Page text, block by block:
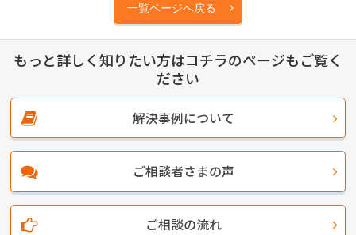
一覧ページへ戻る
もっと詳しく知りたい方はコチラのページもご覧く
ださい
解決事例について
ご相談者さまの声
ご相談の流れ